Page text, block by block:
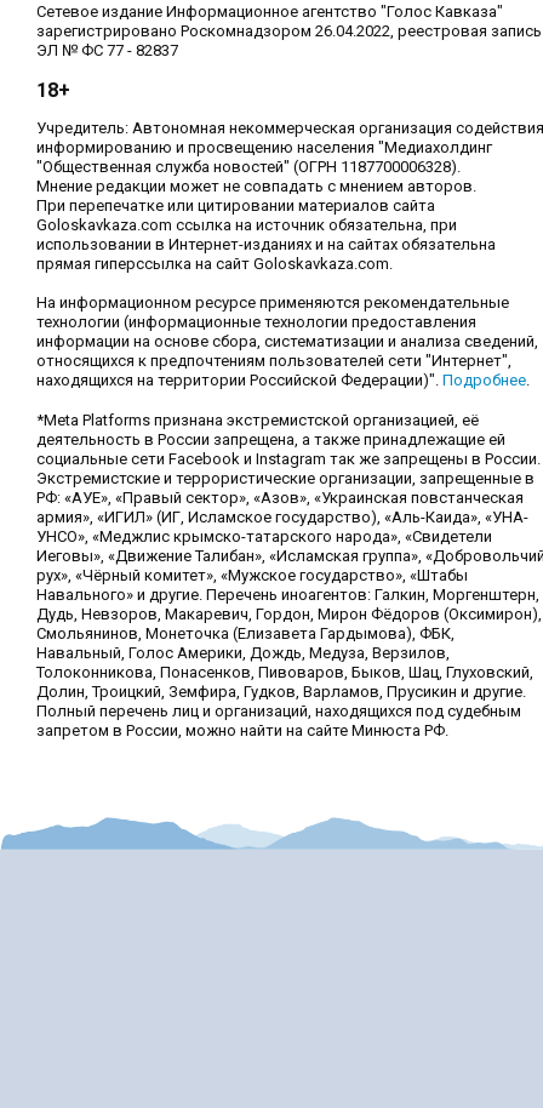
Сетевое издание Информационное агентство "Голос Кавказа"
зарегистрировано Роскомнадзором 26.04.2022, реестровая запись
ЭЛ № ФС 77 - 82837
18+
Учредитель: Автономная некоммерческая организация содействия
информированию и просвещению населения "Медиахолдинг
"Общественная служба новостей" (ОГРН 1187700006328).
Мнение редакции может не совпадать с мнением авторов.
При перепечатке или цитировании материалов сайта
Goloskavkaza.com ссылка на источник обязательна, при
использовании в Интернет-изданиях и на сайтах обязательна
прямая гиперссылка на сайт Goloskavkaza.com.
На информационном ресурсе применяются рекомендательные
технологии (информационные технологии предоставления
информации на основе сбора, систематизации и анализа сведений,
относящихся к предпочтениям пользователей сети "Интернет",
находящихся на территории Российской Федерации)". Подробнее
*Meta Platforms признана экстремистской организацией, её
деятельность в России запрещена, а также принадлежащие ей
социальные сети Facebook и Instagram так же запрещены в России.
Экстремистские и террористические организации, запрещенные в
РФ: «АУЕ», «Правый сектор», «Азов», «Украинская повстанческая
армия», «ИГИЛ» (ИГ, Исламское государство), «Аль-Каида», «УНА-
УНСО», «Меджлис крымско-татарского народа», «Свидетели
Иеговы», «Движение Талибан», «Исламская группа»,
рух», «Чёрный комитет», «Мужское государство», «Штабы
Навального» и другие. Перечень иноагентов: Галкин, Моргенштерн,
Дудь, Невзоров, Макаревич, Гордон, Мирон Фёдоров (Оксимирон),
Смольянинов, Монеточка (Елизавета Гардымова), ФБК,
Навальный, Голос Америки, Дождь, Медуза, Верзилов,
Толоконникова, Понасенков, Пивоваров, Быков, Шац, Глуховский,
Долин, Троицкий, Земфира, Гудков, Варламов, Прусикин и другие.
Полный перечень лиц и организаций, находящихся под судебным
запретом в России, можно найти на сайте Минюста РФ.